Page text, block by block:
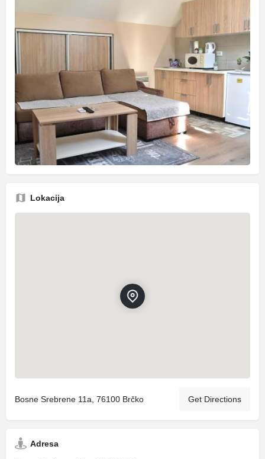
Lokacija
Bosne Srebrene 11a, 76100 Brčko Get Directions
Adresa